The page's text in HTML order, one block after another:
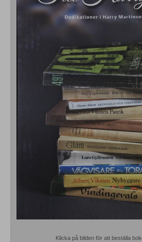
Klicka på bilden för att beställa